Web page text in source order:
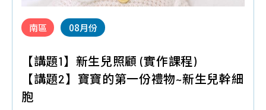
南區 08月份
【講題1】新生兒照顧 (實作課程)
【講題2】寶寶的第一份禮物~新生兒幹細
胞
胎
盤
帶
間
胞
活
題
產